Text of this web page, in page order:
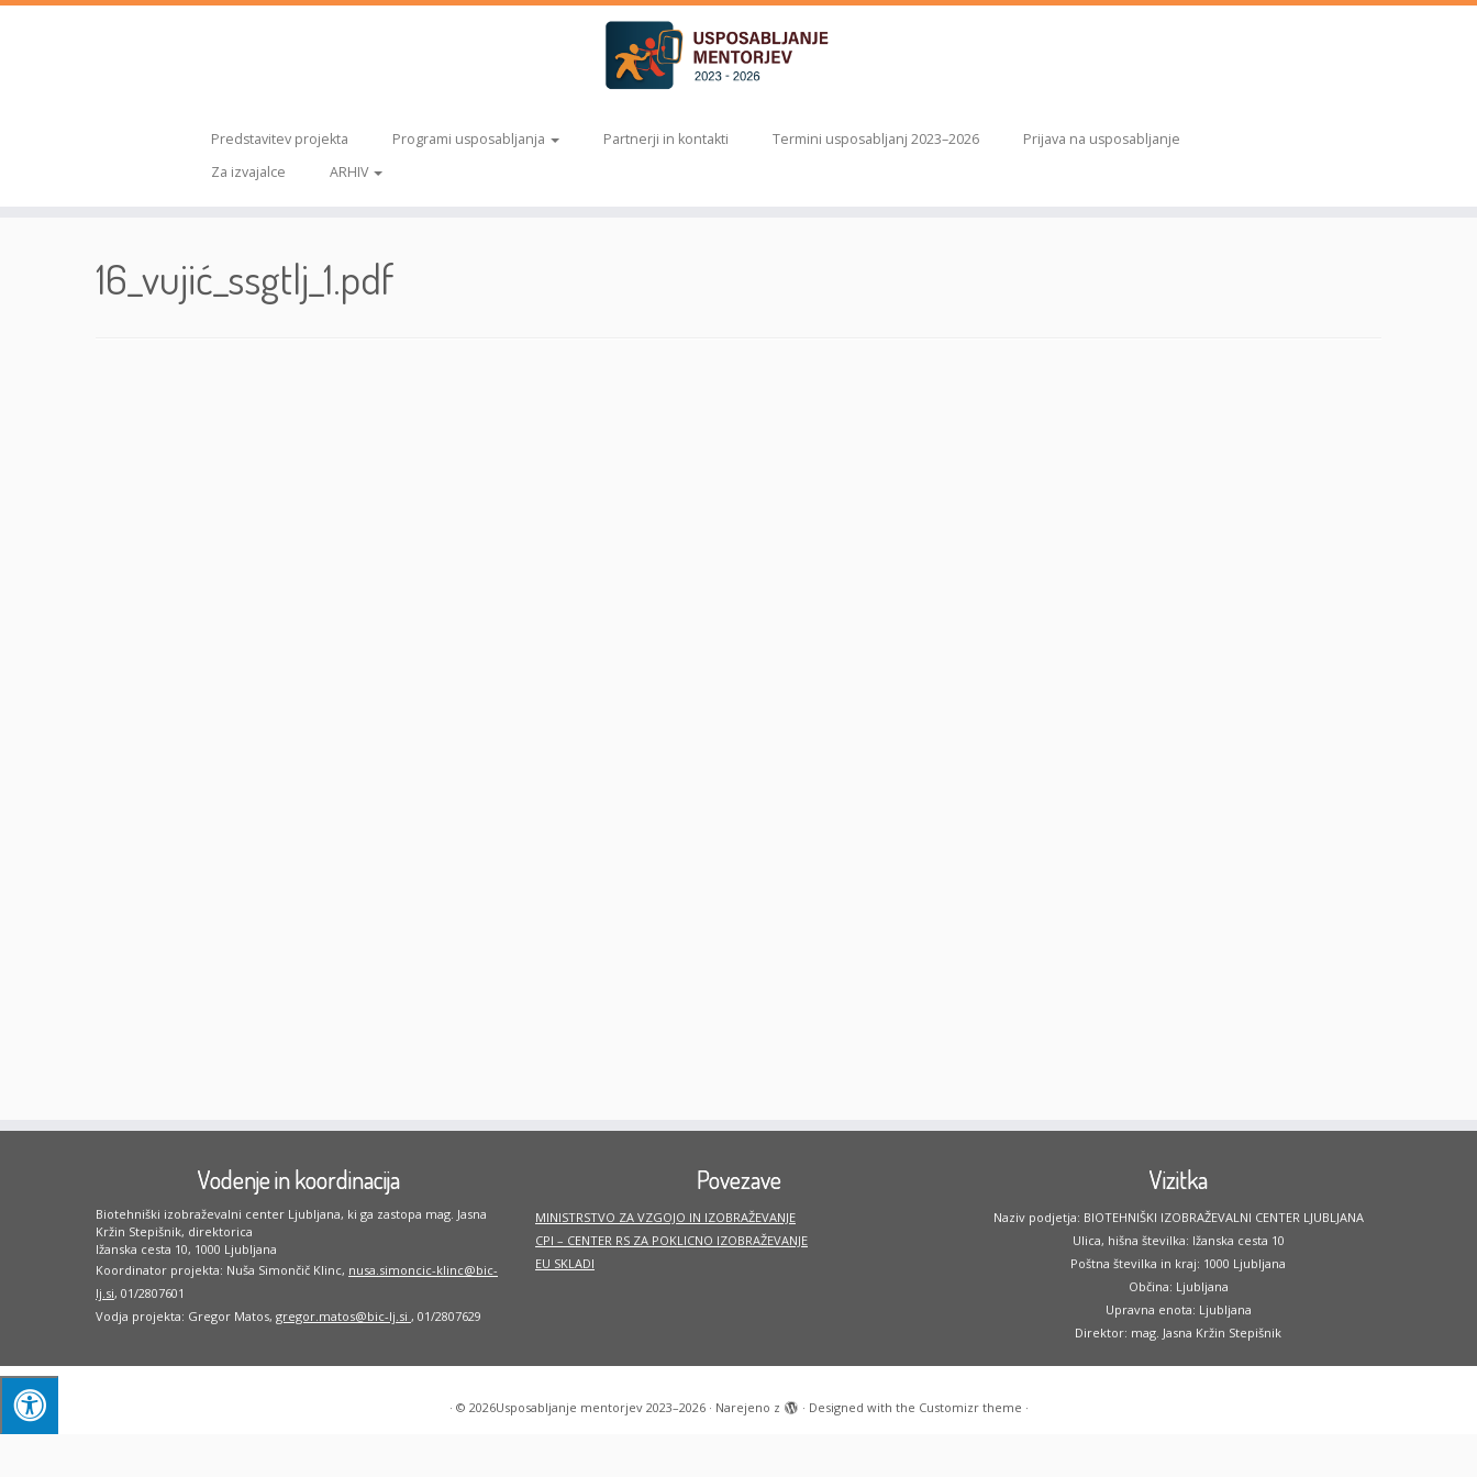
Predstavitev projekta Programi usposabljanja Partnerji in kontakti Termini usposabljanj 2023–2026
Prijava na usposabljanje
Za izvajalce
ARHIV
16_vujić_ssgtlj_1.pdf
Vodenje in koordinacija
Biotehniški izobraževalni center Ljubljana, ki ga zastopa mag. Jasna
Kržin Stepišnik, direktorica
Ižanska cesta 10, 1000 Ljubljana
Koordinator projekta: Nuša Simončič Klinc, nusa.simoncic-klinc@bic-
lj.si, 01/2807601
Vodja projekta: Gregor Matos, gregor.matos@bic-lj.si , 01/2807629
Povezave
MINISTRSTVO ZA VZGOJO IN IZOBRAŽEVANJE
CPI – CENTER RS ZA POKLICNO IZOBRAŽEVANJE
EU SKLADI
Vizitka
Naziv podjetja: BIOTEHNIŠKI IZOBRAŽEVALNI CENTER LJUBLJANA
Ulica, hišna številka: Ižanska cesta 10
Poštna številka in kraj: 1000 Ljubljana
Občina: Ljubljana
Upravna enota: Ljubljana
Direktor: mag. Jasna Kržin Stepišnik
· © 2026Usposabljanje mentorjev 2023–2026· Narejeno z · Designed with the Customizr theme ·